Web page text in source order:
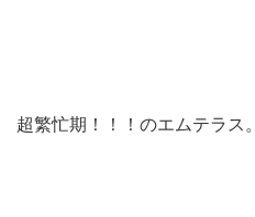
超繁忙期！！！のエムテラス。